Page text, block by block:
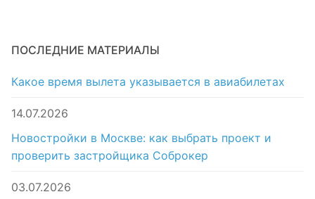
ПОСЛЕДНИЕ МАТЕРИАЛЫ
Какое время вылета указывается в авиабилетах
14.07.2026
Новостройки в Москве: как выбрать проект и
проверить застройщика Соброкер
03.07.2026